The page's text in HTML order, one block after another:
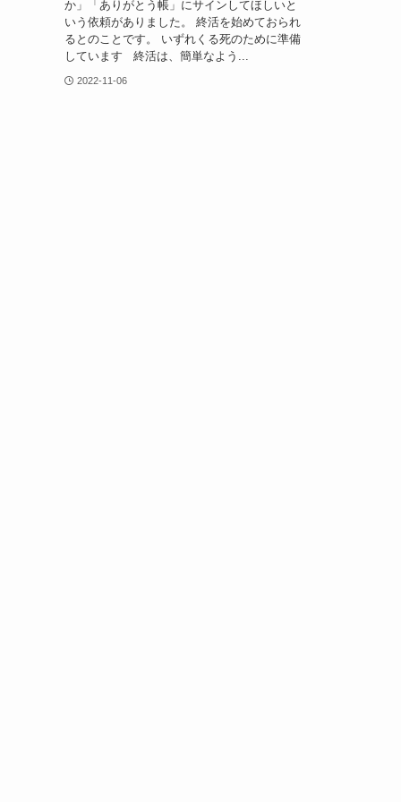
か」「ありがとう帳」にサインしてほしいと
いう依頼がありました。 終活を始めておられ
るとのことです。 いずれくる死のために準備
しています 終活は、簡単なよう...
2022-11-06